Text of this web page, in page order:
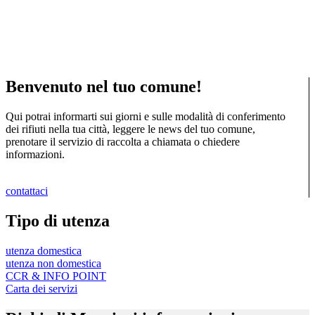
Benvenuto nel tuo comune!
Qui potrai informarti sui giorni e sulle modalità di conferimento
dei rifiuti nella tua città, leggere le news del tuo comune,
prenotare il servizio di raccolta a chiamata o chiedere
informazioni.
contattaci
Tipo di utenza
utenza domestica
utenza non domestica
CCR & INFO POINT
Carta dei servizi